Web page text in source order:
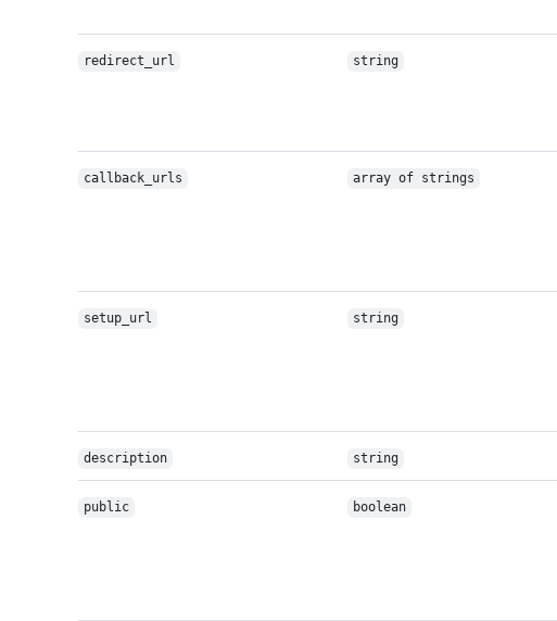
redirect_url string
callback_urls array of strings
setup_url string
description string
public boolean